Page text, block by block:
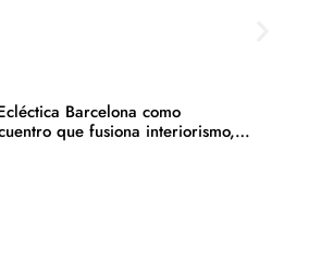
Barcelona como
que fusiona interiorismo,